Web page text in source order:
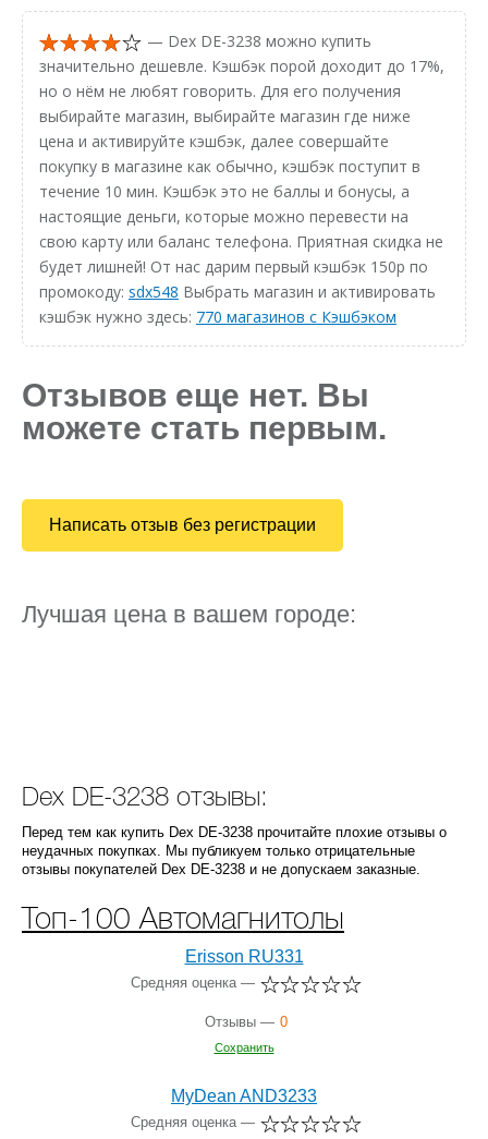
— Dex DE-3238 можно купить
значительно дешевле. Кэшбэк порой доходит до 17%,
но о нём не любят говорить. Для его получения
выбирайте магазин, выбирайте магазин где ниже
цена и активируйте кэшбэк, далее совершайте
покупку в магазине как обычно, кэшбэк поступит в
течение 10 мин. Кэшбэк это не баллы и бонусы, а
настоящие деньги, которые можно перевести на
свою карту или баланс телефона. Приятная скидка не
будет лишней! От нас дарим первый кэшбэк 150р по
промокоду: sdx548 Выбрать магазин и активировать
кэшбэк нужно здесь: 770 магазинов с Кэшбэком
Отзывов еще нет. Вы
можете стать первым.
Написать отзыв без регистрации
Лучшая цена в вашем городе:
Dex DE-3238 отзывы:
Перед тем как купить Dex DE-3238 прочитайте плохие отзывы о
неудачных покупках. Мы публикуем только отрицательные
отзывы покупателей Dex DE-3238 и не допускаем заказные.
Топ-100 Автомагнитолы
Erisson RU331
Средняя оценка —
Отзывы — 0
Сохранить
MyDean AND3233
Средняя оценка —